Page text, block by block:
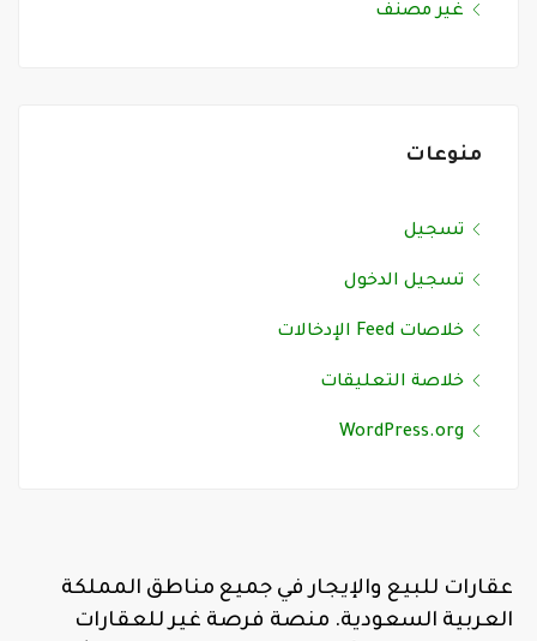
غير مصنف
منوعات
تسجيل
تسجيل الدخول
خلاصات Feed الإدخالات
خلاصة التعليقات
WordPress.org
عقارات للبيع والإيجار في جميع مناطق المملكة
العربية السعودية. منصة فرصة غير للعقارات